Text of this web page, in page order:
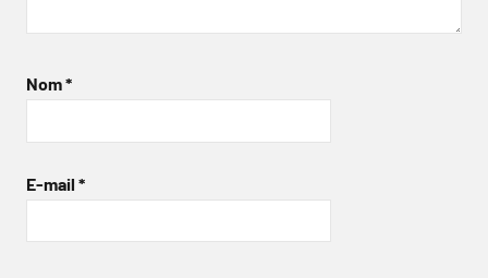
Nom*
E-mail *